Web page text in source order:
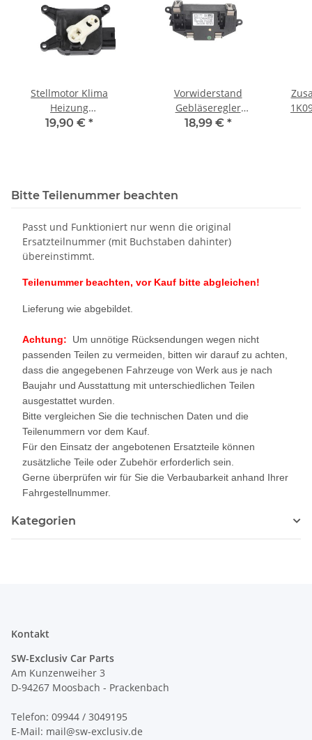
Stellmotor Klima
Heizung
Temperaturklappe
19,90 € *
Vorwiderstand
Gebläseregler
3C0907521F VW Passat
18,99 € *
Bitte Teilenummer beachten
Passt und Funktioniert nur wenn die original
Ersatzteilnummer (mit Buchstaben dahinter)
übereinstimmt.
Teilenummer beachten, vor Kauf bitte abgleichen!
Lieferung wie abgebildet.
Achtung: Um unnötige Rücksendungen wegen nicht
passenden Teilen zu vermeiden, bitten wir darauf zu achten,
dass die angegebenen Fahrzeuge von Werk aus je nach
Baujahr und Ausstattung mit unterschiedlichen Teilen
ausgestattet wurden.
Bitte vergleichen Sie die technischen Daten und die
Teilenummern vor dem Kauf.
Für den Einsatz der angebotenen Ersatzteile können
zusätzliche Teile oder Zubehör erforderlich sein.
Gerne überprüfen wir für Sie die Verbaubarkeit anhand Ihrer
Fahrgestellnummer.
Kategorien
Kontakt
SW-Exclusiv Car Parts
Am Kunzenweiher 3
D-94267 Moosbach - Prackenbach
Telefon: 09944 / 3049195
E-Mail: mail@sw-exclusiv.de